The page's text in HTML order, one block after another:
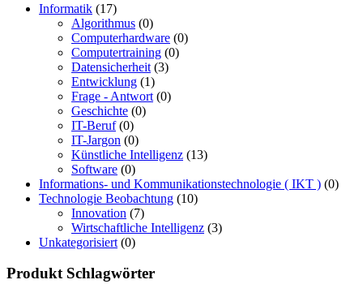
Informatik (17)
Algorithmus (0)
Computerhardware (0)
Computertraining (0)
Datensicherheit (3)
Entwicklung (1)
Frage - Antwort (0)
Geschichte (0)
IT-Beruf (0)
IT-Jargon (0)
Künstliche Intelligenz (13)
Software (0)
Informations- und Kommunikationstechnologie ( IKT ) (0)
Technologie Beobachtung (10)
Innovation (7)
Wirtschaftliche Intelligenz (3)
Unkategorisiert (0)
Produkt Schlagwörter